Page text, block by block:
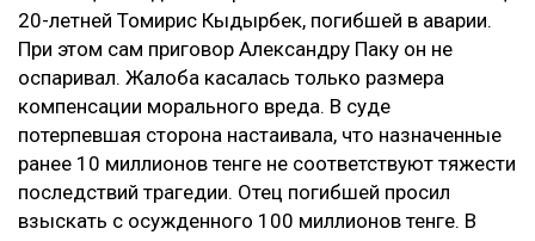
20-летней Томирис Кыдырбек, погибшей в аварии.
При этом сам приговор Александру Паку он не
оспаривал. Жалоба касалась только размера
компенсации морального вреда. В суде
потерпевшая сторона настаивала, что назначенные
ранее 10 миллионов тенге не соответствуют тяжести
последствий трагедии. Отец погибшей просил
взыскать с осужденного 100 миллионов тенге. В